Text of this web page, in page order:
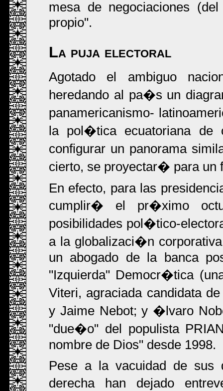
mesa de negociaciones
propio".
La puja electoral
Agotado el ambiguo
heredando al pa�s un
panamericanismo-
la pol�tica ecuatoriana de
configurar un panorama
cierto, se proyectar� para un
En efecto, para las
cumplir� el pr�ximo
posibilidades pol�tico-
a la globalizaci�n
un abogado de la banca
"Izquierda" Democr�tica
Viteri, agraciada candidata
y Jaime Nebot; y �lvaro
"due�o" del populista
nombre de Dios" desde 1998.
Pese a la vacuidad de sus
derecha han dejado